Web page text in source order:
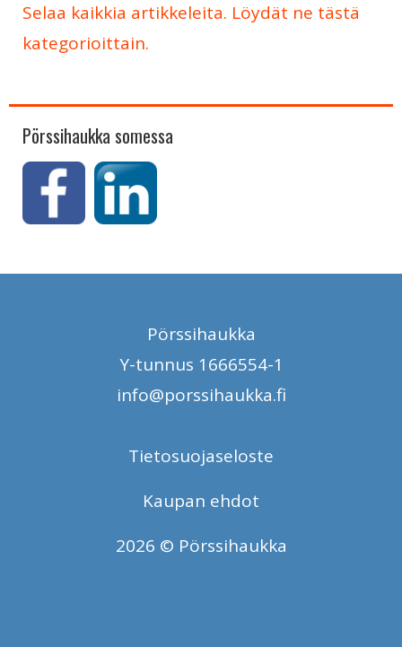
Selaa kaikkia artikkeleita. Löydät ne tästä
kategorioittain.
Pörssihaukka somessa
Pörssihaukka
Y-tunnus 1666554-1
info@porssihaukka.fi
Tietosuojaseloste
Kaupan ehdot
2026 © Pörssihaukka